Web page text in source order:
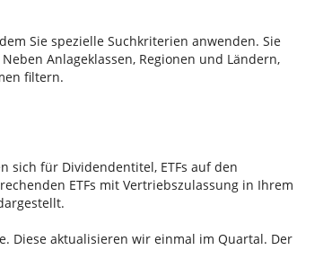
Sie spezielle Suchkriterien anwenden. Sie
Anlageklassen, Regionen und Ländern,
filtern.
sich für Dividendentitel, ETFs auf den
ETFs mit Vertriebszulassung in Ihrem
Diese aktualisieren wir einmal im Quartal. Der